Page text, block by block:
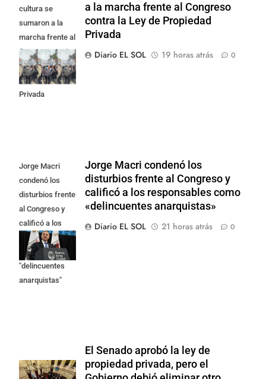
cultura se
sumaron a la
marcha frente al
Congreso contra
la Ley de
Propiedad
Privada
a la marcha frente al Congreso
contra la Ley de Propiedad
Privada
Diario EL SOL
19 horas atrás 0
Jorge Macri
condenó los
disturbios frente
al Congreso y
calificó a los
responsables
como
"delincuentes
anarquistas"
Jorge Macri condenó los
disturbios frente al Congreso y
calificó a los responsables como
«delincuentes anarquistas»
Diario EL SOL
21 horas atrás 0
El Senado aprobó la ley de
propiedad privada, pero el